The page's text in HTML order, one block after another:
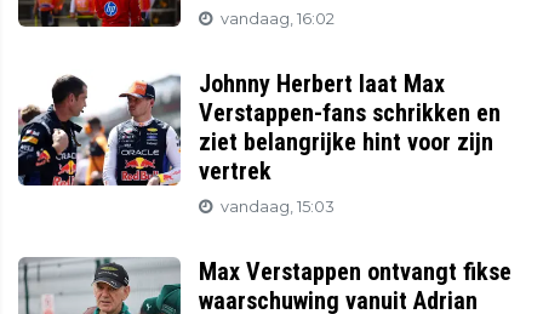
vandaag, 16:02
Johnny Herbert laat Max
Verstappen-fans schrikken en
ziet belangrijke hint voor zijn
vertrek
vandaag, 15:03
Max Verstappen ontvangt fikse
waarschuwing vanuit Adrian